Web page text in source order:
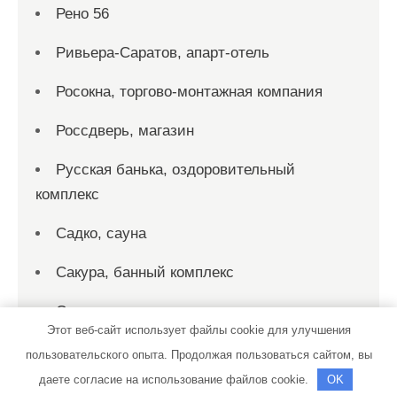
Рено 56
Ривьера-Саратов, апарт-отель
Росокна, торгово-монтажная компания
Россдверь, магазин
Русская банька, оздоровительный
комплекс
Садко, сауна
Сакура, банный комплекс
Сакура, сауна
Саммастер
Самурай Трейд, компания по продаже
Этот веб-сайт использует файлы cookie для улучшения
пользовательского опыта. Продолжая пользоваться сайтом, вы
даете согласие на использование файлов cookie.
OK